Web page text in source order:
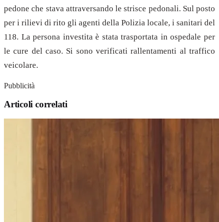
pedone che stava attraversando le strisce pedonali. Sul posto
per i rilievi di rito gli agenti della Polizia locale, i sanitari del
118. La persona investita è stata trasportata in ospedale per
le cure del caso. Si sono verificati rallentamenti al traffico
veicolare.
Pubblicità
Articoli correlati